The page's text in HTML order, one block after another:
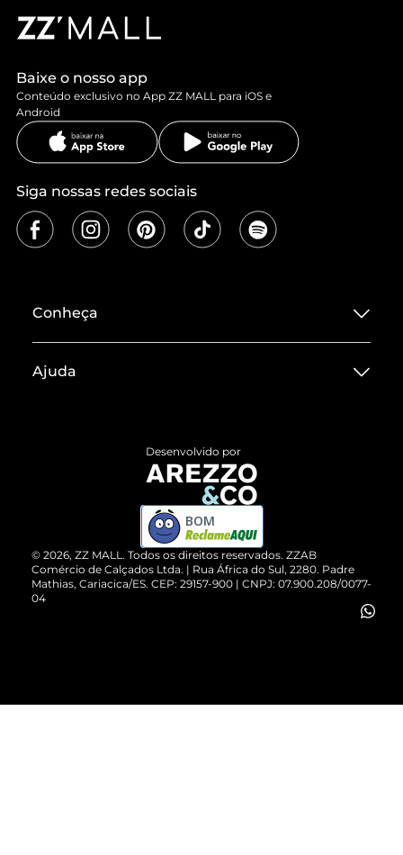
Baixe o nosso app
Conteúdo exclusivo no App ZZ MALL para iOS e
Android
Siga nossas redes sociais
Conheça
Termos de Uso
ZZ MALL é confiável
Cartão Presente
Vendas Corporativas
Ajuda
Devolução do Produto
Compre pelo WhatsApp
© 2026, ZZ MALL. Todos os direitos reservados. ZZAB
Comércio de Calçados Ltda. | Rua África do Sul, 2280. Padre
Mathias, Cariacica/ES. CEP: 29157-900 | CNPJ: 07.900.208/0077-
04
Desenvolvido por
BOM